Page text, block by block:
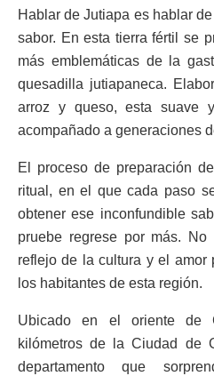
Hablar de Jutiapa es hablar
sabor. En esta tierra fértil se
más emblemáticas de la
quesadilla jutiapaneca.
arroz y queso, esta suave
acompañado a generaciones
El proceso de preparación
ritual, en el que cada paso
obtener ese inconfundible
pruebe regrese por más.
reflejo de la cultura y el amor
los habitantes de esta región.
Ubicado en el oriente de
kilómetros de la Ciudad de
departamento que